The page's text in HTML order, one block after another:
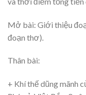
Mở bài: Giới thiệu
đoạn thơ).
Thân bài:
+ Khí thế dũng mãnh